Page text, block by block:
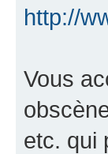
http://
Vous
etc. qui